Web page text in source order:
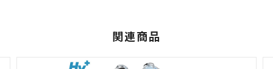
関連商品